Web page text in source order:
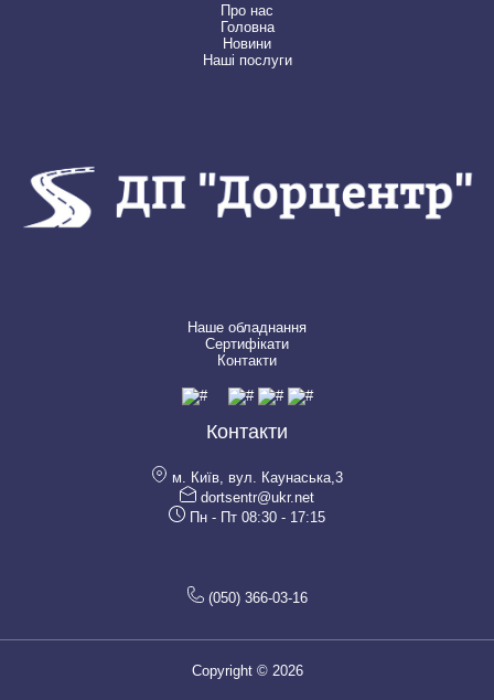
Про нас
Головна
Новини
Наші послуги
Наше обладнання
Сертифікати
Контакти
Контакти
м. Київ, вул. Каунаська,3
dortsentr@ukr.net
Пн - Пт 08:30 - 17:15
(050) 366-03-16
Copyright © 2026